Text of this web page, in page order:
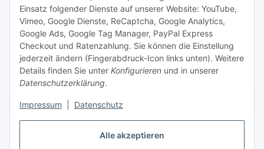
Alle akzeptieren
Einsatz folgender Dienste auf unserer Website: YouTube,
Vimeo, Google Dienste, ReCaptcha, Google Analytics,
Google Ads, Google Tag Manager, PayPal Express
Checkout und Ratenzahlung. Sie können die Einstellung
jederzeit ändern (Fingerabdruck-Icon links unten). Weitere
Details finden Sie unter Konfigurieren und in unserer
Datenschutzerklärung.
Impressum Datenschutz
Unsere Dienstleistungen
Lampenreparatur
Lichtservice für Senioren
Vertrag widerrufen